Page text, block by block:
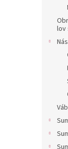
lov